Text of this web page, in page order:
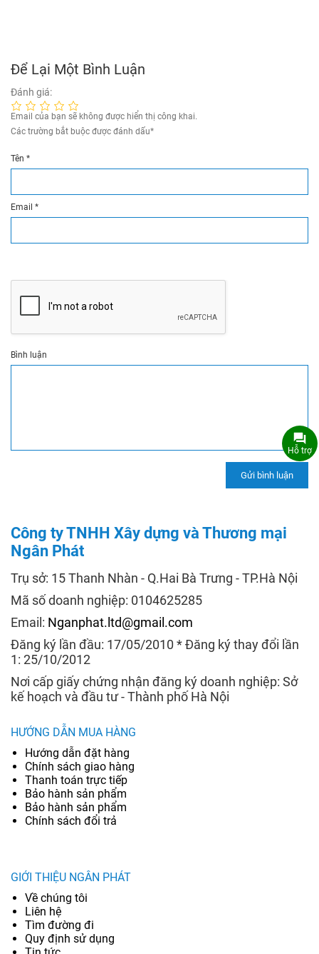
Để Lại Một Bình Luận
Đánh giá:
Email của bạn sẽ không được hiển thị công khai.
Các trường bắt buộc được đánh dấu*
Tên *
Email *
Bình luận
Công ty TNHH Xây dựng và Thương mại
Ngân Phát
Trụ sở: 15 Thanh Nhàn - Q.Hai Bà Trưng - TP.Hà Nội
Mã số doanh nghiệp: 0104625285
Email: Nganphat.ltd@gmail.com
Đăng ký lần đầu: 17/05/2010 * Đăng ký thay đổi lần
1: 25/10/2012
Nơi cấp giấy chứng nhận đăng ký doanh nghiệp: Sở
kế hoạch và đầu tư - Thành phố Hà Nội
HƯỚNG DẪN MUA HÀNG
Hướng dẫn đặt hàng
Chính sách giao hàng
Thanh toán trực tiếp
Bảo hành sản phẩm
Bảo hành sản phẩm
Chính sách đổi trả
GIỚI THIỆU NGÂN PHÁT
Về chúng tôi
Liên hệ
Tìm đường đi
Quy định sử dụng
Hỗ trợ